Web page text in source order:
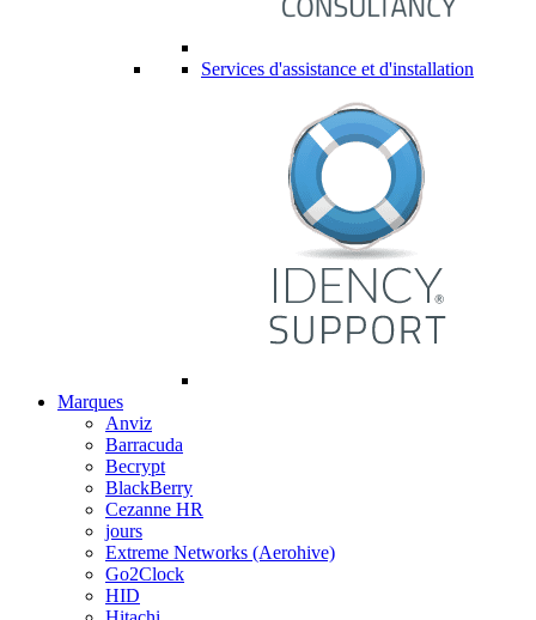
Services d'assistance et d'installation
Marques
Anviz
Barracuda
Becrypt
BlackBerry
Cezanne HR
jours
Extreme Networks (Aerohive)
Go2Clock
HID